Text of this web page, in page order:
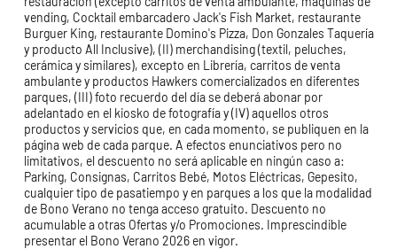
vending, Cocktail embarcadero Jack's Fish Market, restaurante
Burguer King, restaurante Domino's Pizza, Don Gonzales Taquería
y producto All Inclusive), (II) merchandising (textil, peluches,
cerámica y similares), excepto en Librería, carritos de venta
ambulante y productos Hawkers comercializados en diferentes
parques, (III) foto recuerdo del día se deberá abonar por
adelantado en el kiosko de fotografía y (IV) aquellos otros
productos y servicios que, en cada momento, se publiquen en la
página web de cada parque. A efectos enunciativos pero no
limitativos, el descuento no será aplicable en ningún caso a:
Parking, Consignas, Carritos Bebé, Motos Eléctricas, Gepesito,
cualquier tipo de pasatiempo y en parques a los que la modalidad
de Bono Verano no tenga acceso gratuito. Descuento no
acumulable a otras Ofertas y/o Promociones. Imprescindible
presentar el Bono Verano 2026 en vigor.